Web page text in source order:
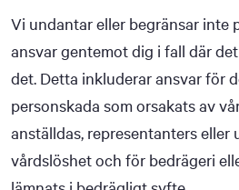
Vi undantar eller begränsar inte
ansvar gentemot dig i fall där
det. Detta inkluderar ansvar för
personskada som orsakats av
anställdas, representanters eller
vårdslöshet och för bedrägeri